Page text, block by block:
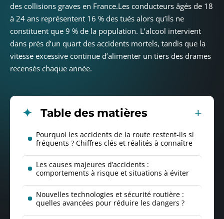
des collisions graves en France.Les conducteurs âgés de 18
à 24 ans représentent 16 % des tués alors qu’ils ne
constituent que 9 % de la population. L’alcool intervient
dans près d’un quart des accidents mortels, tandis que la
vitesse excessive continue d’alimenter un tiers des drames
recensés chaque année.
Table des matières
Pourquoi les accidents de la route restent-ils si
fréquents ? Chiffres clés et réalités à connaître
Les causes majeures d’accidents :
comportements à risque et situations à éviter
Nouvelles technologies et sécurité routière :
quelles avancées pour réduire les dangers ?